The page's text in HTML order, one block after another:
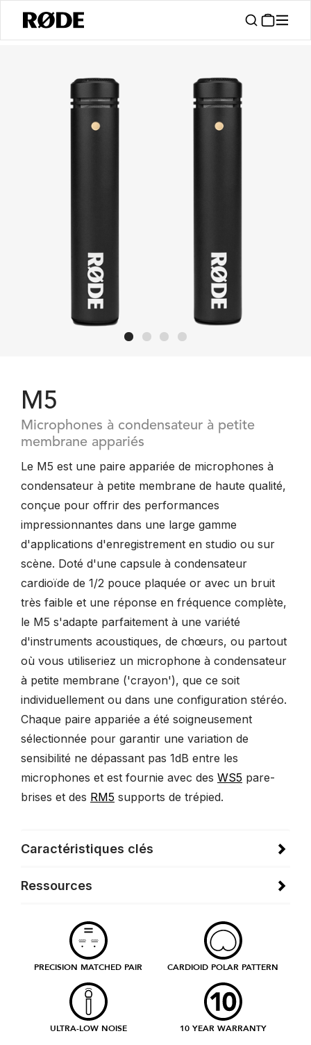
M5
Microphones à condensateur à petite
membrane appariés
Le M5 est une paire appariée de microphones à
condensateur à petite membrane de haute qualité,
conçue pour offrir des performances
impressionnantes dans une large gamme
d'applications d'enregistrement en studio ou sur
scène. Doté d'une capsule à condensateur
cardioïde de 1/2 pouce plaquée or avec un bruit
très faible et une réponse en fréquence complète,
le M5 s'adapte parfaitement à une variété
d'instruments acoustiques, de chœurs, ou partout
où vous utiliseriez un microphone à condensateur
à petite membrane ('crayon'), que ce soit
individuellement ou dans une configuration stéréo.
Chaque paire appariée a été soigneusement
sélectionnée pour garantir une variation de
sensibilité ne dépassant pas 1dB entre les
microphones et est fournie avec des WS5 pare-
brises et des RM5 supports de trépied.
Caractéristiques clés
Ressources
PRECISION MATCHED PAIR CARDIOID POLAR PATTERN
ULTRA-LOW NOISE 10 YEAR WARRANTY